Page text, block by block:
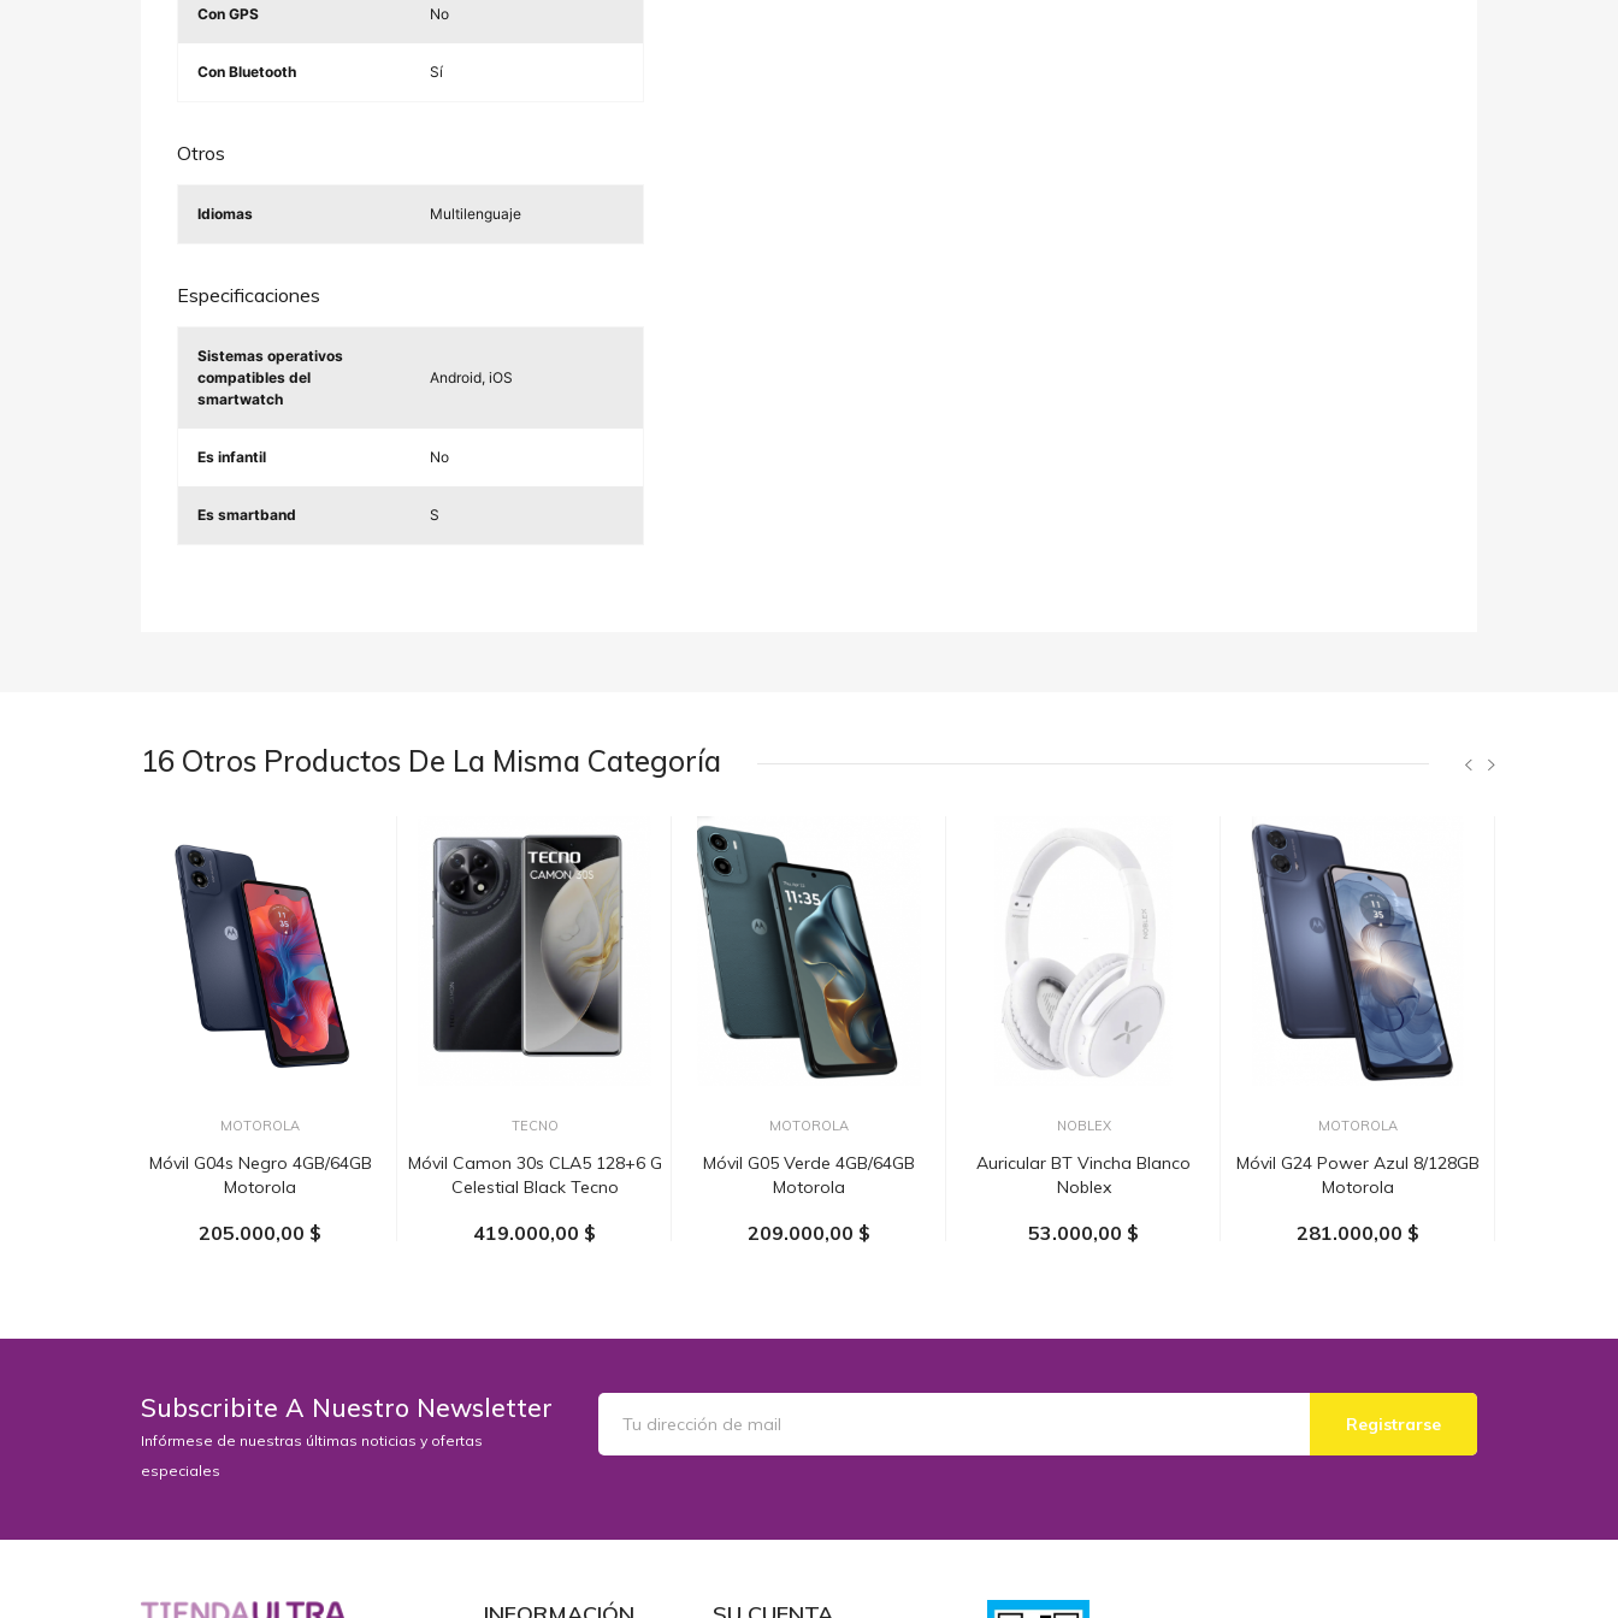
Con GPS No
Con Bluetooth Sí
Otros
Idiomas Multilenguaje
Especificaciones
Sistemas operativos
compatibles del
smartwatch
Android, iOS
Es infantil No
Es smartband S
16 Otros Productos De La Misma Categoría
MOTOROLA
Móvil G04s Negro 4GB/64GB
Motorola
205.000,00 $
TECNO
Móvil Camon 30s CLA5 128+6 G
Celestial Black Tecno
419.000,00 $
MOTOROLA
Móvil G05 Verde 4GB/64GB
Motorola
209.000,00 $
NOBLEX
Auricular BT Vincha Blanco
Noblex
53.000,00 $
MOTOROLA
Móvil G24 Power Azul 8/128GB
Motorola
281.000,00 $
Subscribite A Nuestro Newsletter
Infórmese de nuestras últimas noticias y ofertas
especiales
Registrarse